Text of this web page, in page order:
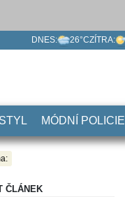
DNES: 26°CZÍTRA:
MÓDNÍ POLICIE
ČLÁNEK